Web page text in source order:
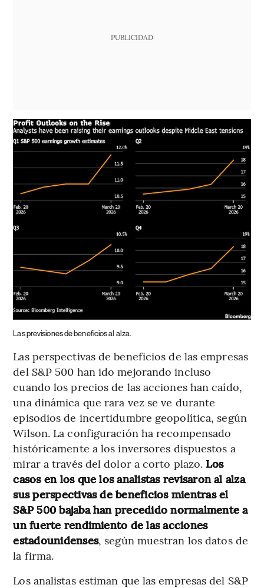
PUBLICIDAD
Las previsiones de beneficios al alza.
Las perspectivas de beneficios de las empresas
del S&P 500 han ido mejorando incluso
cuando los precios de las acciones han caído,
una dinámica que rara vez se ve durante
episodios de incertidumbre geopolítica, según
Wilson. La configuración ha recompensado
históricamente a los inversores dispuestos a
mirar a través del dolor a corto plazo. Los
casos en los que los analistas revisaron al alza
sus perspectivas de beneficios mientras el
S&P 500 bajaba han precedido normalmente a
un fuerte rendimiento de las acciones
estadounidenses, según muestran los datos de
la firma.
Los analistas estiman que las empresas del S&P